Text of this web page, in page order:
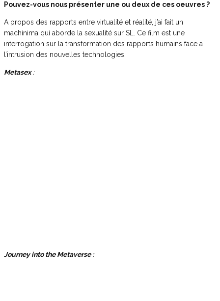
Pouvez-vous nous présenter une ou deux de ces oeuvres ?
A propos des rapports entre virtualité et réalité, j’ai fait un
machinima qui aborde la sexualité sur SL. Ce film est une
interrogation sur la transformation des rapports humains face a
l’intrusion des nouvelles technologies.
Metasex:
Journey into the Metaverse :